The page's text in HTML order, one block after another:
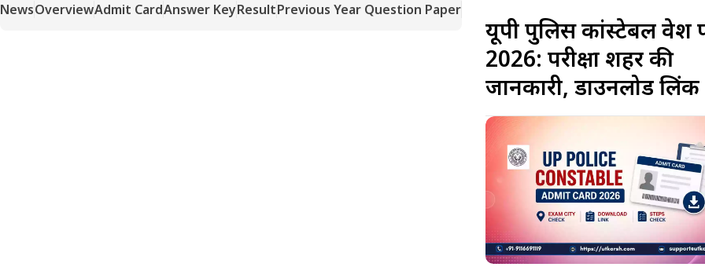
NewsOverviewAdmit CardAnswer KeyResultPrevious Year Question Paper
यूपी पुलिस कांस्टेबल प्रवेश
2026: परीक्षा शहर की
जानकारी, डाउनलोड लिंक